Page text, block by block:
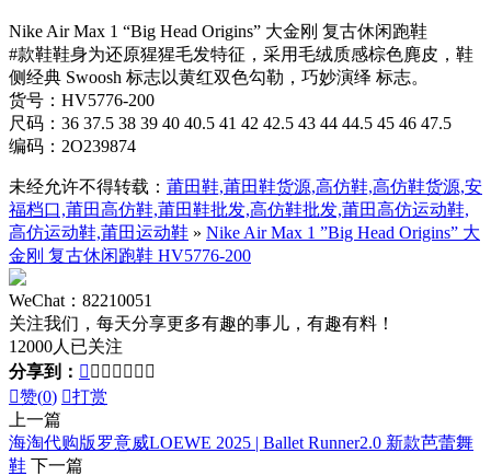
Nike Air Max 1 “Big Head Origins” 大金刚 复古休闲跑鞋
#款鞋鞋身为还原猩猩毛发特征，采用毛绒质感棕色麂皮，鞋
侧经典 Swoosh 标志以黄红双色勾勒，巧妙演绎 标志。
货号：HV5776-200
尺码：36 37.5 38 39 40 40.5 41 42 42.5 43 44 44.5 45 46 47.5
编码：2O239874
未经允许不得转载： 莆田鞋,莆田鞋货源,高仿鞋,高仿鞋货源,安
福档口,莆田高仿鞋,莆田鞋批发,高仿鞋批发,莆田高仿运动鞋,
高仿运动鞋,莆田运动鞋 » Nike Air Max 1 ”Big Head Origins” 大
金刚 复古休闲跑鞋 HV5776-200
WeChat：82210051
关注我们，每天分享更多有趣的事儿，有趣有料！
12000人已关注
分享到：       
赞(0) 打赏
上一篇
海淘代购版罗意威LOEWE 2025 | Ballet Runner2.0 新款芭蕾舞
鞋 下一篇